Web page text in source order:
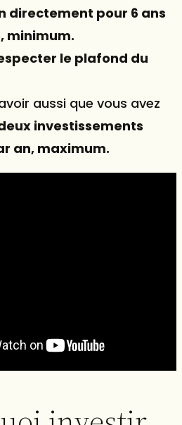
directement pour 6 ans
minimum.
le plafond du
aussi que vous avez
investissements
an, maximum.